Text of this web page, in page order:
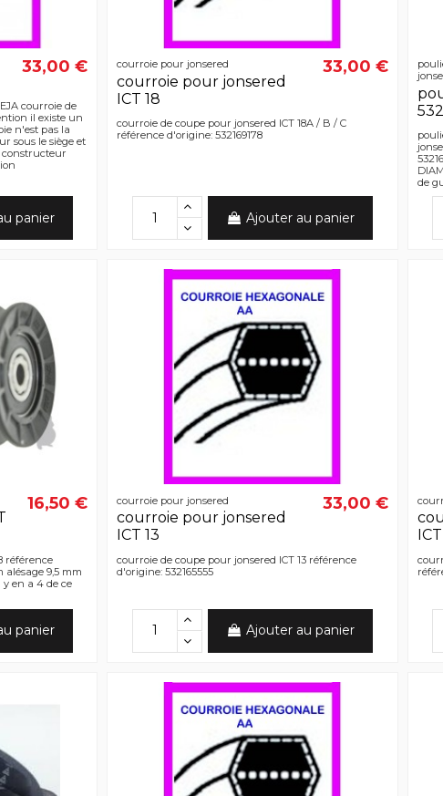
33,00 €
courroie de
il existe un
n'est pas la
sous le siège et
constructeur
panier
courroie pour jonsered
courroie pour jonsered
ICT 18
33,00 €
courroie de coupe pour jonsered ICT 18A / B / C
référence d'origine: 532169178
Ajouter au panier
de
16,50 €
référence
alésage 9,5 mm
en a 4 de ce
panier
courroie pour jonsered
courroie pour jonsered
ICT 13
33,00 €
courroie de coupe pour jonsered ICT 13 référence
d'origine: 532165555
Ajouter au panier